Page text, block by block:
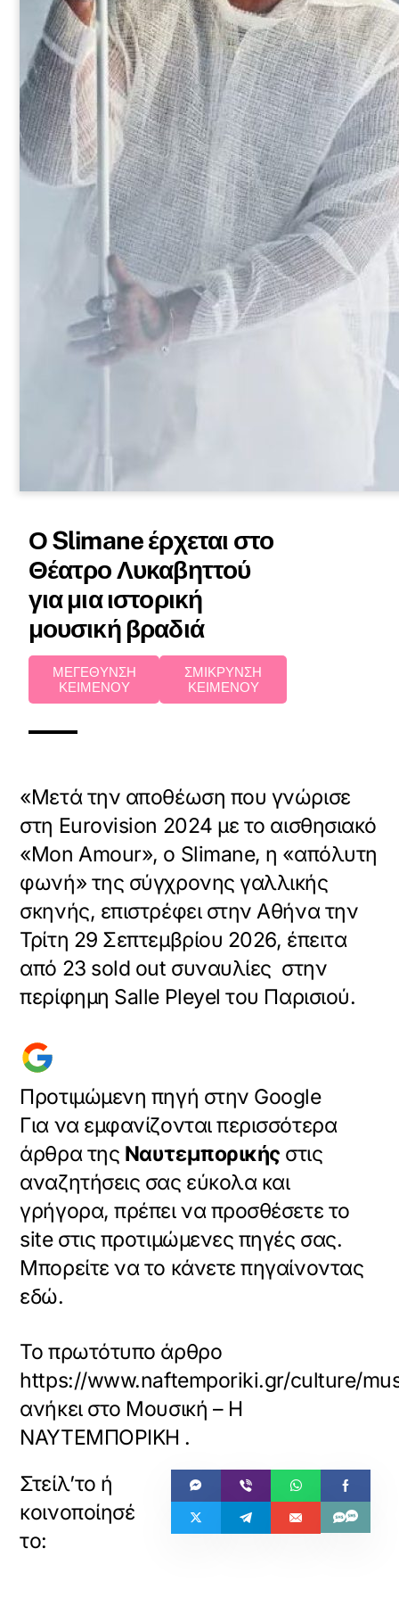
Ο Slimane έρχεται στο
Θέατρο Λυκαβηττού
για μια ιστορική
μουσική βραδιά
ΜΕΓΕΘΥΝΣΗ
ΚΕΙΜΕΝΟΥ
ΣΜΙΚΡΥΝΣΗ
ΚΕΙΜΕΝΟΥ
«Μετά την αποθέωση που γνώρισε
στη Eurovision 2024 με το αισθησιακό
«Mon Amour», ο Slimane, η «απόλυτη
φωνή» της σύγχρονης γαλλικής
σκηνής, επιστρέφει στην Αθήνα την
Τρίτη 29 Σεπτεμβρίου 2026, έπειτα
από 23 sold out συναυλίες στην
περίφημη Salle Pleyel του Παρισιού.
Προτιμώμενη πηγή στην Google
Για να εμφανίζονται περισσότερα
άρθρα της Ναυτεμπορικής στις
αναζητήσεις σας εύκολα και
γρήγορα, πρέπει να προσθέσετε το
site στις προτιμώμενες πηγές σας.
Μπορείτε να το κάνετε πηγαίνοντας
εδώ.
Το πρωτότυπο άρθρο
https://www.naftemporiki.gr/culture/
ανήκει στο Μουσική – Η
ΝΑΥΤΕΜΠΟΡΙΚΗ .